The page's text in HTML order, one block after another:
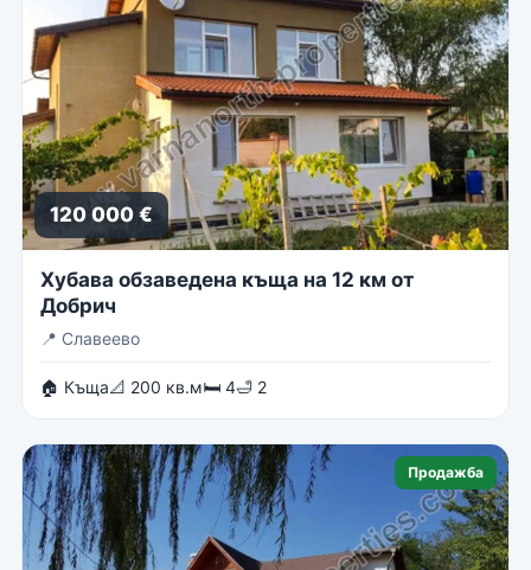
120 000 €
Хубава обзаведена къща на 12 км от
Добрич
📍 Славеево
🏠 Къща📐 200 кв.м🛏 4🛁 2
Продажба